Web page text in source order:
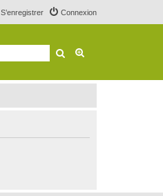
Connexion
S’enregistrer
Rechercher